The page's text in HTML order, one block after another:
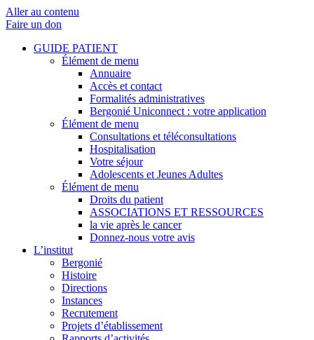
Aller au contenu
Faire un don
GUIDE PATIENT
Élément de menu
Annuaire
Accès et contact
Formalités administratives
Bergonié Uniconnect : votre application
Élément de menu
Consultations et téléconsultations
Hospitalisation
Votre séjour
Adolescents et Jeunes Adultes
Élément de menu
Droits du patient
ASSOCIATIONS ET RESSOURCES
la vie après le cancer
Donnez-nous votre avis
L’institut
Bergonié
Histoire
Directions
Instances
Recrutement
Projets d’établissement